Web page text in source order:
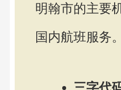
明翰市的主要
国内航班服务。